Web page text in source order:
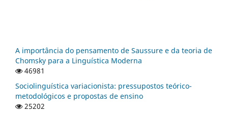
A importância do pensamento de Saussure e da teoria de
Chomsky para a Linguística Moderna
46981
Sociolinguística variacionista: pressupostos teórico-
metodológicos e propostas de ensino
25202